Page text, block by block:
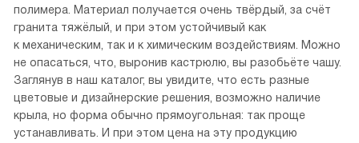
полимера. Материал получается очень твёрдый, за счёт
гранита тяжёлый, и при этом устойчивый как
к механическим, так и к химическим воздействиям. Можно
не опасаться, что, выронив кастрюлю, вы разобьёте чашу.
Заглянув в наш каталог, вы увидите, что есть разные
цветовые и дизайнерские решения, возможно наличие
крыла, но форма обычно прямоугольная: так проще
устанавливать. И при этом цена на эту продукцию